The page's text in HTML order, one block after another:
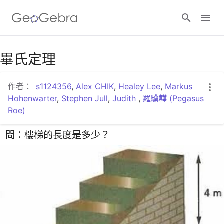
Google Classroom
GeoGebra Classroom
畢氏定理
作者： s1124356, Alex CHIK, Healey Lee, Markus
Hohenwarter, Stephen Jull, Judith , 羅驥韡 (Pegasus
Roe)
問：樓梯的長度是多少？